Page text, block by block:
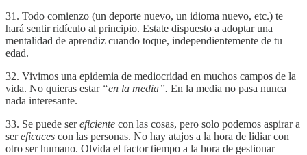
31. Todo comienzo (un deporte nuevo, un idioma nuevo, etc.) te
hará sentir ridículo al principio. Estate dispuesto a adoptar una
mentalidad de aprendiz cuando toque, independientemente de tu
edad.
32. Vivimos una epidemia de mediocridad en muchos campos de la
vida. No quieras estar “en la media”. En la media no pasa nunca
nada interesante.
33. Se puede sereficiente con las cosas, pero solo podemos aspirar a
sereficaces con las personas. No hay atajos a la hora de lidiar con
otro ser humano. Olvida el factor tiempo a la hora de gestionar